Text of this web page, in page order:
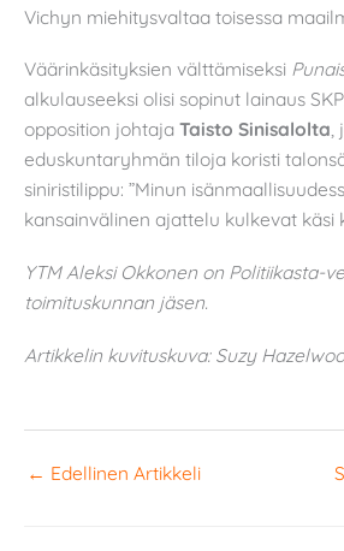
Vichyn miehitysvaltaa toisessa
Väärinkäsityksien välttämiseksi
alkulauseeksi olisi sopinut lainaus
opposition johtaja Taisto Sinisalolta,
eduskuntaryhmän tiloja koristi
siniristilippu: ”Minun
kansainvälinen ajattelu kulkevat käsi
YTM Aleksi Okkonen on Politiikasta-
toimituskunnan jäsen.
Artikkelin kuvituskuva: Suzy
← Edellinen Artikkeli